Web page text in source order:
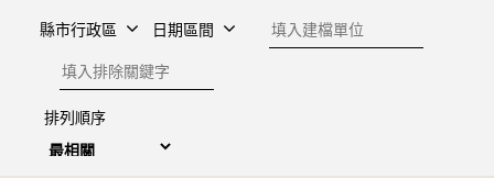
縣市行政區 日期區間
建檔單位
排除關鍵字
排列順序